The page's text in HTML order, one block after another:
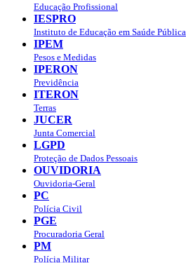
Educação Profissional
IESPRO
Instituto de Educação em Saúde Pública
IPEM
Pesos e Medidas
IPERON
Previdência
ITERON
Terras
JUCER
Junta Comercial
LGPD
Proteção de Dados Pessoais
OUVIDORIA
Ouvidoria-Geral
PC
Polícia Civil
PGE
Procuradoria Geral
PM
Polícia Militar